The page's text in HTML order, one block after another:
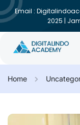
Email :
2025 |
Home